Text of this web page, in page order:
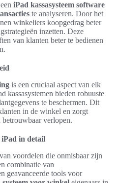
iPad kassasysteem software
te analyseren. Door het
winkeliers koopgedrag beter
inzetten. Deze
van klanten beter te bedienen
is een cruciaal aspect van elk
kassasystemen bieden robuuste
te beschermen. Dit
in de winkel en zorgt
verlopen.
iPad in detail
voordelen die onmisbaar zijn
combinatie van
geavanceerde tools voor